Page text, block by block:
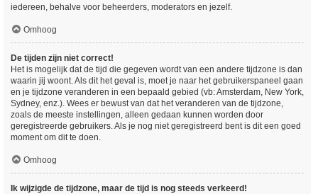
iedereen, behalve voor beheerders, moderators en jezelf.
Omhoog
De tijden zijn niet correct!
Het is mogelijk dat de tijd die gegeven wordt van een andere tijdzone is dan
waarin jij woont. Als dit het geval is, moet je naar het gebruikerspaneel gaan
en je tijdzone veranderen in een bepaald gebied (vb: Amsterdam, New York,
Sydney, enz.). Wees er bewust van dat het veranderen van de tijdzone,
zoals de meeste instellingen, alleen gedaan kunnen worden door
geregistreerde gebruikers. Als je nog niet geregistreerd bent is dit een goed
moment om dit te doen.
Omhoog
Ik wijzigde de tijdzone, maar de tijd is nog steeds verkeerd!